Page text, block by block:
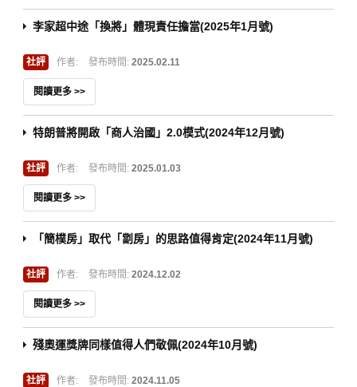
李家超中途「換將」體現責任擔當(2025年1月號)
社評 作者: 發布時間: 2025.02.11
閱讀更多 >>
特朗普將開啟「商人治國」2.0模式(2024年12月號)
社評 作者: 發布時間: 2025.01.03
閱讀更多 >>
「簡樸房」取代「劏房」的思路值得肯定(2024年11月號)
社評 作者: 發布時間: 2024.12.02
閱讀更多 >>
殘奧運獎牌同樣值得人們敬佩(2024年10月號)
社評 作者: 發布時間: 2024.11.05